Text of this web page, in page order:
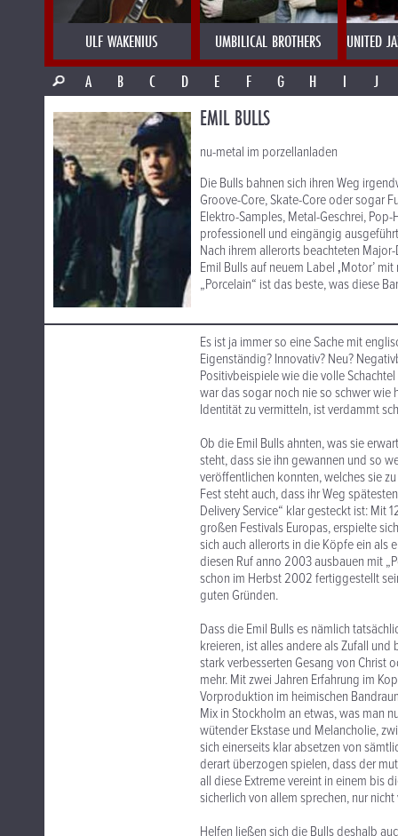
ULF WAKENIUS UMBILICAL BROTHERS
UNITED
A
B C D E F G H I J
EMIL BULLS
nu-metal im porzellanladen
Die Bulls bahnen sich ihren Weg
Groove-Core, Skate-Core oder sogar
Elektro-Samples, Metal-Geschrei,
professionell und eingängig
Nach ihrem allerorts beachteten
Emil Bulls auf neuem Label ‚Motor’
„Porcelain“ ist das beste, was diese
Es ist ja immer so eine Sache mit
Eigenständig? Innovativ? Neu?
Positivbeispiele wie die volle
war das sogar noch nie so schwer
Identität zu vermitteln, ist verdammt
Ob die Emil Bulls ahnten, was sie
steht, dass sie ihn gewannen und so
veröffentlichen konnten, welches sie
Fest steht auch, dass ihr Weg
Delivery Service“ klar gesteckt ist: Mit
großen Festivals Europas, erspielte
sich auch allerorts in die Köpfe ein als
diesen Ruf anno 2003 ausbauen mit
schon im Herbst 2002 fertiggestellt
guten Gründen.
Dass die Emil Bulls es nämlich
kreieren, ist alles andere als Zufall und
stark verbesserten Gesang von Christ
mehr. Mit zwei Jahren Erfahrung im
Vorproduktion im heimischen
Mix in Stockholm an etwas, was man
wütender Ekstase und Melancholie,
sich einerseits klar absetzen von
derart überzogen spielen, dass der
all diese Extreme vereint in einem bis
sicherlich von allem sprechen, nur
Helfen ließen sich die Bulls deshalb